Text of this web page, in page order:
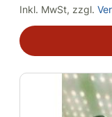
Inkl. MwSt, zzgl.